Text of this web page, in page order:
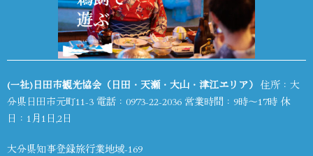
(一社)日田市観光協会（日田・天瀬・大山・津江エリア） 住所：大
分県日田市元町11-3 電話： 0973-22-2036 営業時間：9時～17時 休
日：1月1日,2日
大分県知事登録旅行業地域-169